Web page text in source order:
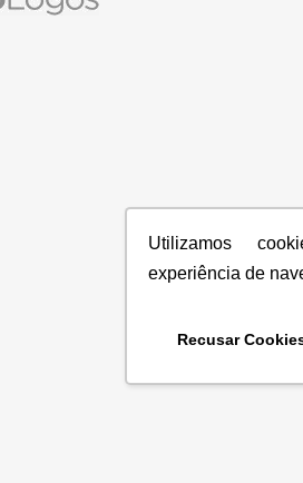
Utilizamos
experiência de
Recusar